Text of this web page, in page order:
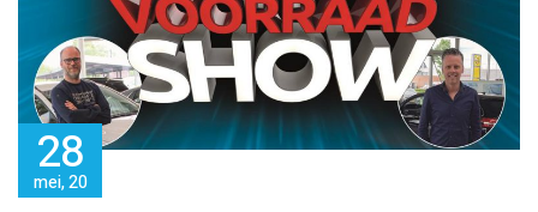
28
mei, 20